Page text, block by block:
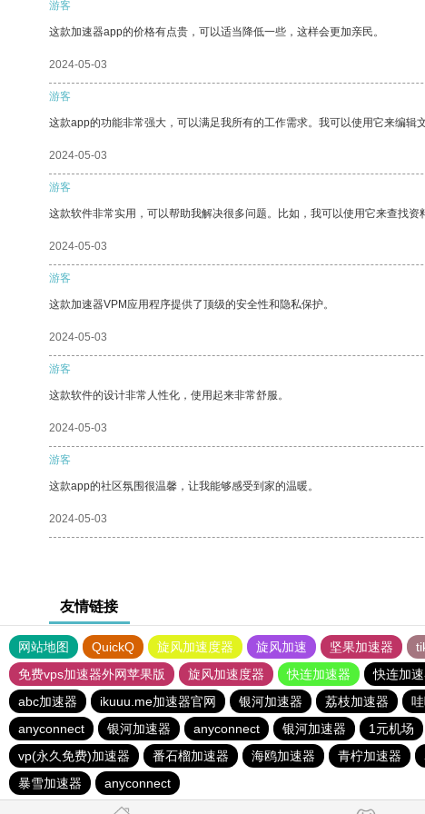
游客
这款加速器app的价格有点贵，可以适当降低一些，这样会更加亲民。
2024-05-03
游客
这款app的功能非常强大，可以满足我所有的工作需求。我可以使用它来编辑
2024-05-03
游客
这款软件非常实用，可以帮助我解决很多问题。比如，我可以使用它来查找资
2024-05-03
游客
这款加速器VPM应用程序提供了顶级的安全性和隐私保护。
2024-05-03
游客
这款软件的设计非常人性化，使用起来非常舒服。
2024-05-03
游客
这款app的社区氛围很温馨，让我能够感受到家的温暖。
2024-05-03
友情链接
网站地图 QuickQ 旋风加速度器 旋风加速 坚果加速器
免费vps加速器外网苹果版
旋风加速度器 快连加速器 快连加
abc加速器
ikuuu.me加速器官网 银河加速器 荔枝加速器
anyconnect
银河加速器 anyconnect 银河加速器 1元机场
vp(永久免费)加速器
番石榴加速器 海鸥加速器 青柠加速器
暴雪加速器
anyconnect